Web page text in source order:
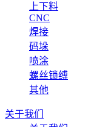
上下料
CNC
焊接
码垛
喷涂
螺丝锁缚
其他
关于我们